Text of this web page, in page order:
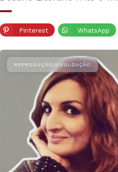
Pinterest WhatsApp